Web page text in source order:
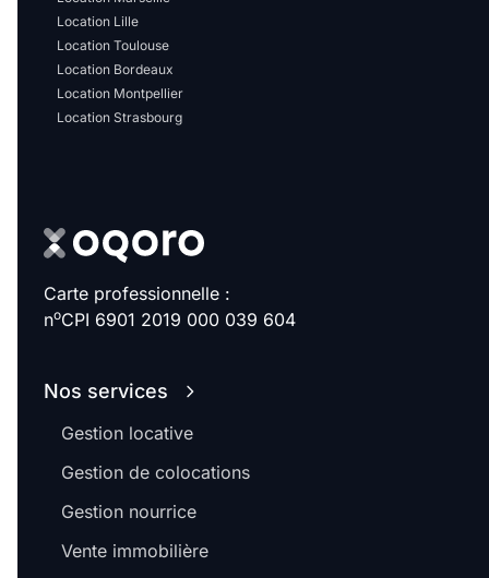
Location Lille
Location Toulouse
Location Bordeaux
Location Montpellier
Location Strasbourg
Carte professionnelle :
noCPI 6901 2019 000 039 604
Nos services
Gestion locative
Gestion de colocations
Gestion nourrice
Vente immobilière